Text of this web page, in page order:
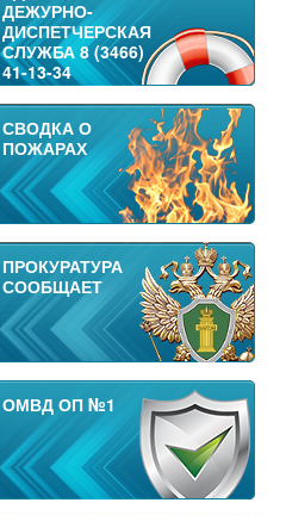
ДЕЖУРНО-
ДИСПЕТЧЕРСКАЯ
СЛУЖБА 8 (3466)
41-13-34
СВОДКА О
ПОЖАРАХ
ПРОКУРАТУРА
СООБЩАЕТ
ОМВД ОП №1